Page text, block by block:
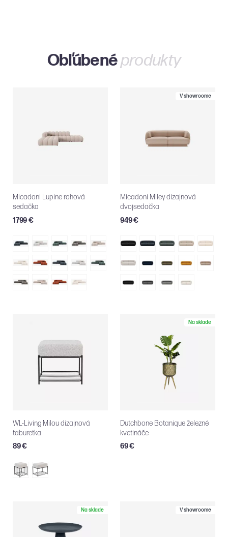
Obľúbenéprodukty
Micadoni Lupine rohová
sedačka
1799 €
V showroome
Micadoni Miley dizajnová
dvojsedačka
949 €
WL-Living Milou dizajnová
taburetka
89 €
Na sklade
Dutchbone Botanique železné
kvetináče
69 €
Na sklade V showroome